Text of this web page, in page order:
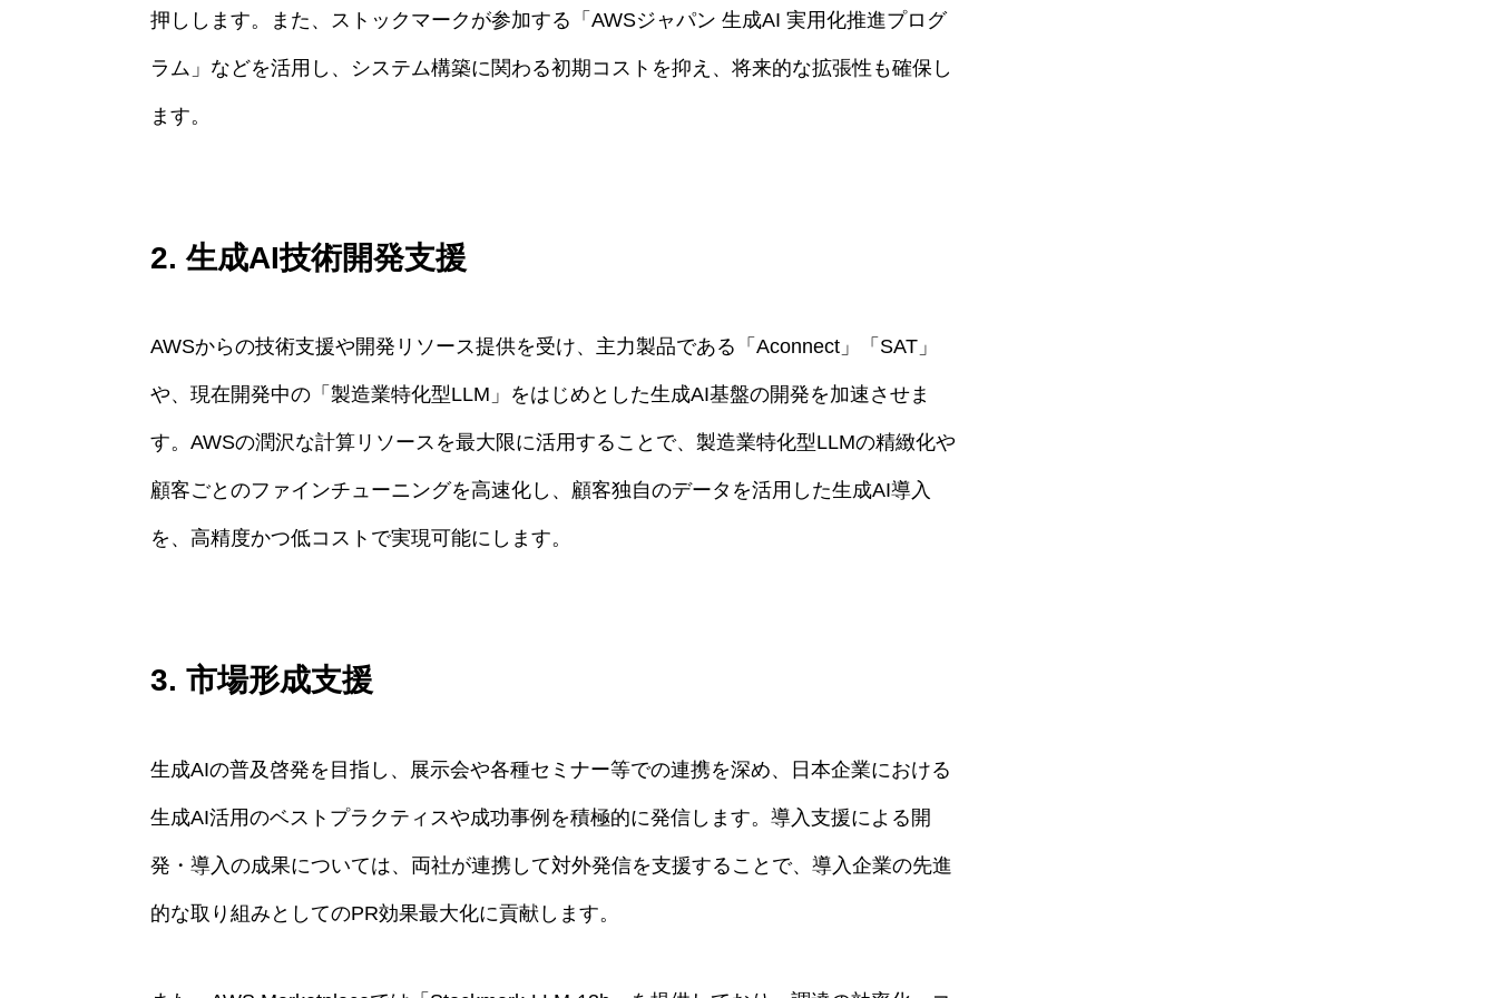
押しします。また、ストックマークが参加する「AWSジャパン 生成AI 実用化推進プログ
ラム」などを活用し、システム構築に関わる初期コストを抑え、将来的な拡張性も確保し
ます。
2. 生成AI技術開発支援
AWSからの技術支援や開発リソース提供を受け、主力製品である「Aconnect」「SAT」
や、現在開発中の「製造業特化型LLM」をはじめとした生成AI基盤の開発を加速させま
す。AWSの潤沢な計算リソースを最大限に活用することで、製造業特化型LLMの精緻化や
顧客ごとのファインチューニングを高速化し、顧客独自のデータを活用した生成AI導入
を、高精度かつ低コストで実現可能にします。
3. 市場形成支援
生成AIの普及啓発を目指し、展示会や各種セミナー等での連携を深め、日本企業における
生成AI活用のベストプラクティスや成功事例を積極的に発信します。導入支援による開
発・導入の成果については、両社が連携して対外発信を支援することで、導入企業の先進
的な取り組みとしてのPR効果最大化に貢献します。